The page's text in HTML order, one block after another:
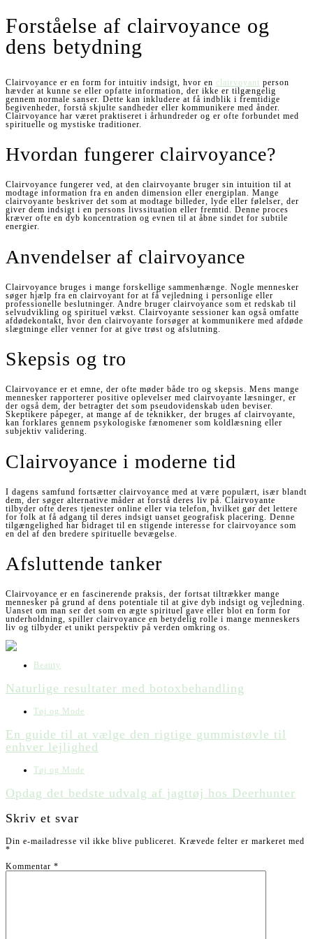
Forståelse af clairvoyance og
dens betydning
Clairvoyance er en form for intuitiv indsigt, hvor en clairvoyant person
hævder at kunne se eller opfatte information, der ikke er tilgængelig
gennem normale sanser. Dette kan inkludere at få indblik i fremtidige
begivenheder, forstå skjulte sandheder eller kommunikere med ånder.
Clairvoyance har været praktiseret i århundreder og er ofte forbundet med
spirituelle og mystiske traditioner.
Hvordan fungerer clairvoyance?
Clairvoyance fungerer ved, at den clairvoyante bruger sin intuition til at
modtage information fra en anden dimension eller energiplan. Mange
clairvoyante beskriver det som at modtage billeder, lyde eller følelser, der
giver dem indsigt i en persons livssituation eller fremtid. Denne proces
kræver ofte en dyb koncentration og evnen til at åbne sindet for subtile
energier.
Anvendelser af clairvoyance
Clairvoyance bruges i mange forskellige sammenhænge. Nogle mennesker
søger hjælp fra en clairvoyant for at få vejledning i personlige eller
professionelle beslutninger. Andre bruger clairvoyance som et redskab til
selvudvikling og spirituel vækst. Clairvoyante sessioner kan også omfatte
afdødekontakt, hvor den clairvoyante forsøger at kommunikere med afdøde
slægtninge eller venner for at give trøst og afslutning.
Skepsis og tro
Clairvoyance er et emne, der ofte møder både tro og skepsis. Mens mange
mennesker rapporterer positive oplevelser med clairvoyante læsninger, er
der også dem, der betragter det som pseudovidenskab uden beviser.
Skeptikere påpeger, at mange af de teknikker, der bruges af clairvoyante,
kan forklares gennem psykologiske fænomener som koldlæsning eller
subjektiv validering.
Clairvoyance i moderne tid
I dagens samfund fortsætter clairvoyance med at være populært, især blandt
dem, der søger alternative måder at forstå deres liv på. Clairvoyante
tilbyder ofte deres tjenester online eller via telefon, hvilket gør det lettere
for folk at få adgang til deres indsigt uanset geografisk placering. Denne
tilgængelighed har bidraget til en stigende interesse for clairvoyance som
en del af den bredere spirituelle bevægelse.
Afsluttende tanker
Clairvoyance er en fascinerende praksis, der fortsat tiltrækker mange
mennesker på grund af dens potentiale til at give dyb indsigt og vejledning.
Uanset om man ser det som en ægte spirituel gave eller blot en form for
underholdning, spiller clairvoyance en betydelig rolle i mange menneskers
liv og tilbyder et unikt perspektiv på verden omkring os.
Beauty
Naturlige resultater med botoxbehandling
Tøj og Mode
En guide til at vælge den rigtige gummistøvle til
enhver lejlighed
Tøj og Mode
Opdag det bedste udvalg af jagttøj hos Deerhunter
Skriv et svar
Din e-mailadresse vil ikke blive publiceret. Krævede felter er markeret med
*
Kommentar *